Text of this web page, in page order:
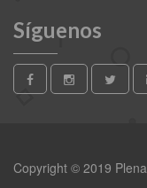
Síguenos
Copyright © 2019 Plena